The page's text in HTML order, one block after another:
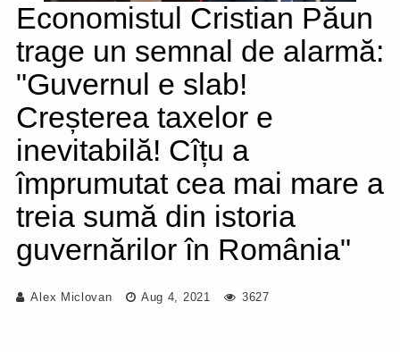
Economistul Cristian Păun
trage un semnal de alarmă:
"Guvernul e slab!
Creșterea taxelor e
inevitabilă! Cîțu a
împrumutat cea mai mare a
treia sumă din istoria
guvernărilor în România"
Alex Miclovan Aug 4, 2021 3627